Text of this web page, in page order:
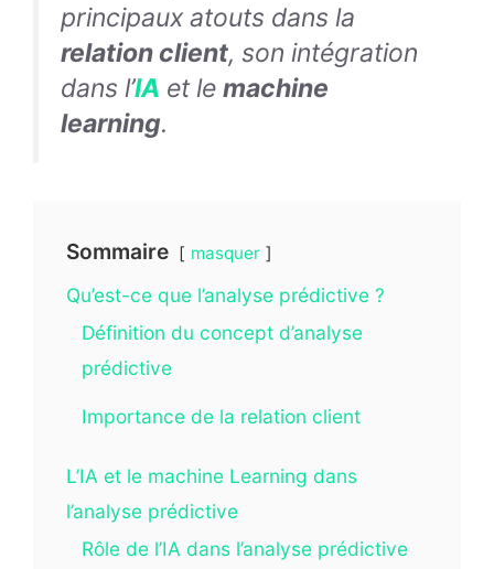
principaux atouts dans la
relation client, son intégration
dans l’IA et le machine
learning.
Sommaire masquer
Qu’est-ce que l’analyse prédictive ?
Définition du concept d’analyse
prédictive
Importance de la relation client
L’IA et le machine Learning dans
l’analyse prédictive
Rôle de l’IA dans l’analyse prédictive